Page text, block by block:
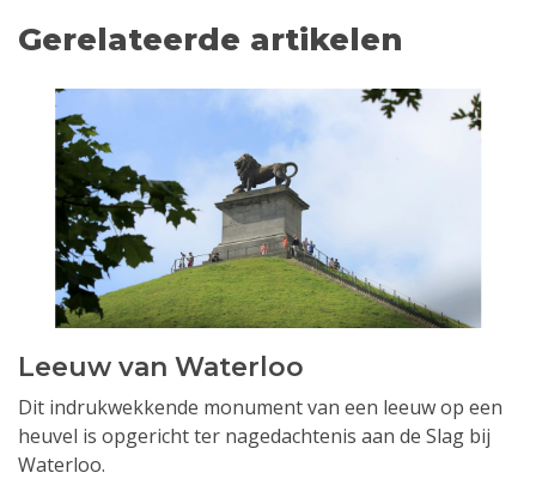
Gerelateerde artikelen
Leeuw van Waterloo
Dit indrukwekkende monument van een leeuw op een
heuvel is opgericht ter nagedachtenis aan de Slag bij
Waterloo.